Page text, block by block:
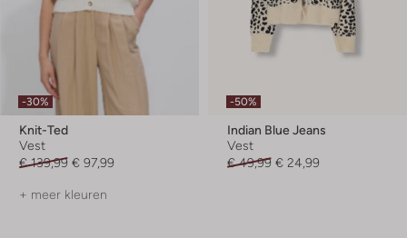
-30%
Knit-Ted
Vest
€ 139,99 € 97,99
+ meer kleuren
-50%
Indian Blue Jeans
Vest
€ 49,99 € 24,99